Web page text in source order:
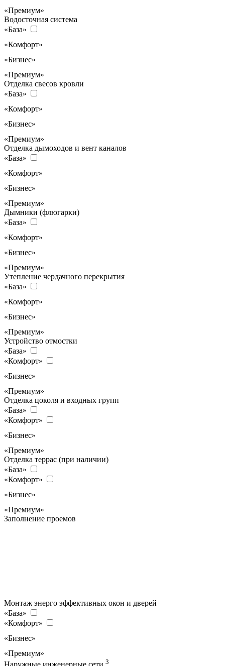
«Премиум»
Водосточная система
«База»
«Комфорт»
«Бизнес»
«Премиум»
Отделка свесов кровли
«База»
«Комфорт»
«Бизнес»
«Премиум»
Отделка дымоходов и вент каналов
«База»
«Комфорт»
«Бизнес»
«Премиум»
Дымники (флюгарки)
«База»
«Комфорт»
«Бизнес»
«Премиум»
Утепление чердачного перекрытия
«База»
«Комфорт»
«Бизнес»
«Премиум»
Устройство отмостки
«База»
«Комфорт»
«Бизнес»
«Премиум»
Отделка цоколя и входных групп
«База»
«Комфорт»
«Бизнес»
«Премиум»
Отделка террас (при наличии)
«База»
«Комфорт»
«Бизнес»
«Премиум»
Заполнение проемов
Монтаж энерго эффективных окон и дверей
«База»
«Комфорт»
«Бизнес»
«Премиум»
3